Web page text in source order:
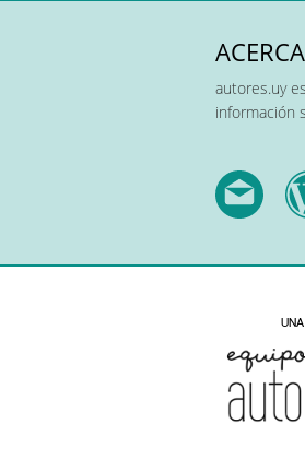
autores.uy
información